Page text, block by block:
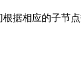
据相应的子节